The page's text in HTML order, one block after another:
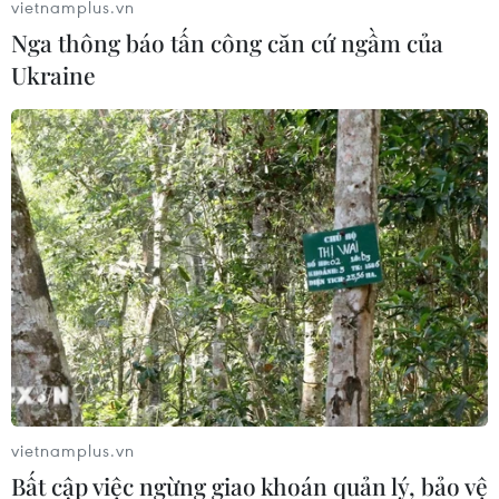
Nhiều chủ nông trang Israel muốn tuyển
dụng sinh viên Việt Nam
15/06/2017 02:37
Trung tâm Nghiên cứu nông nghiệp sa mạc Ramat
Negev sẽ tiếp nhận khoảng 300 học viên mới cho khóa
học 2017-2018 và nhiều chủ nông trang có nhu cầu tuyển
dụng các bạn trẻ Việt Nam đến để làm việc.
vietnamplus.vn
Nga thông báo tấn công căn cứ ngầm của
Ukraine
vietnamplus.vn
Bất cập việc ngừng giao khoán quản lý, bảo vệ